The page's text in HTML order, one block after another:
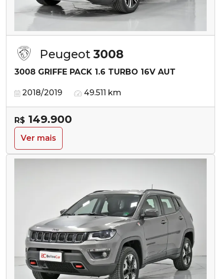
Peugeot 3008
3008 GRIFFE PACK 1.6 TURBO 16V AUT
2018/2019 49.511 km
R$ 149.900
Ver mais